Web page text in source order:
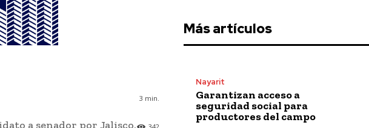
3 min.
a senador por Jalisco,
Más artículos
Nayarit
Garantizan acceso a
seguridad social para
productores del campo